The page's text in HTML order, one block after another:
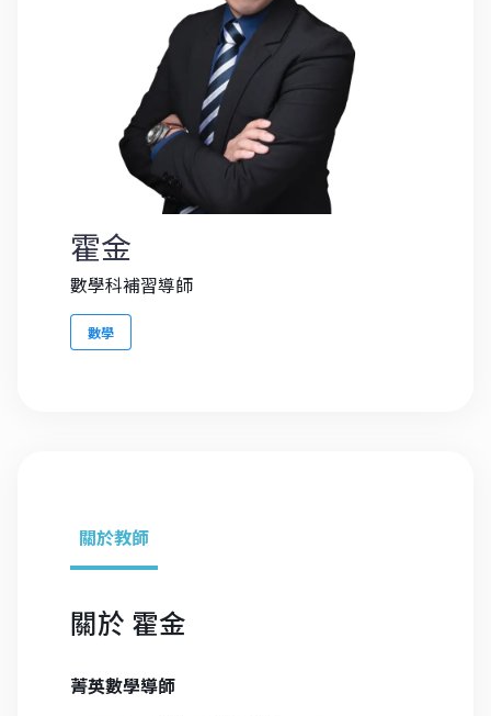
霍金
數學科補習導師
數學
關於教師
關於 霍金
菁英數學導師